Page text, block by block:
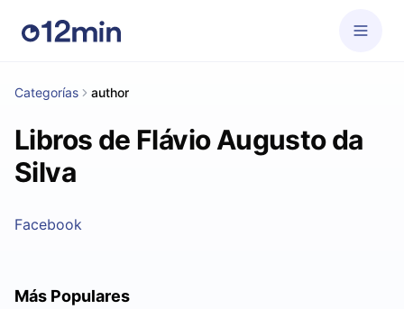
Categorías author
Libros de Flávio Augusto da
Silva
Facebook
Más Populares